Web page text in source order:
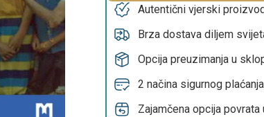
Autentični vjerski
Brza dostava diljem
Opcija preuzimanja u
2 načina sigurnog
Zajamčena opcija povrata